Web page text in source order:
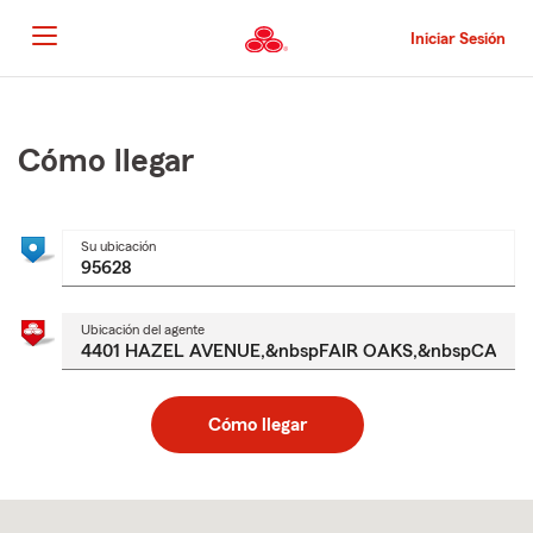
al
contenido
principal
Iniciar Sesión
principal
Cómo llegar
Su ubicación
Ubicación del agente
Cómo llegar
to